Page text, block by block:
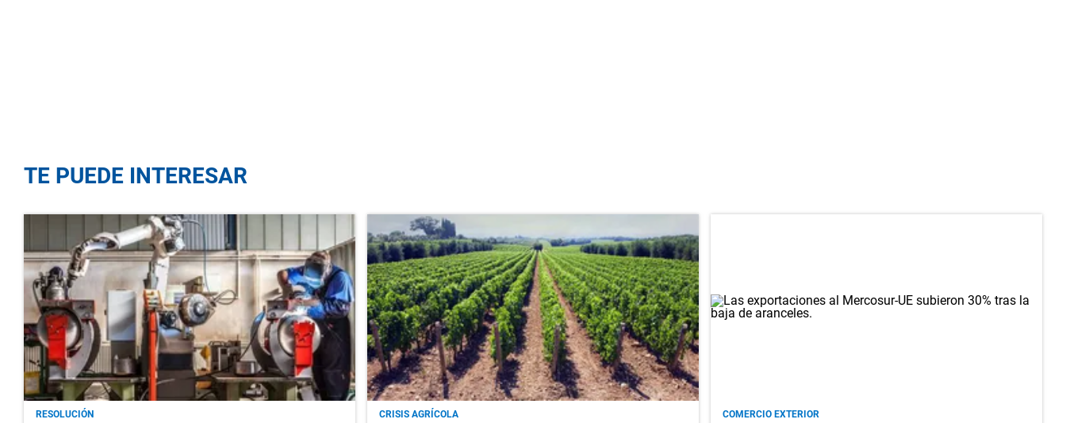
TE PUEDE INTERESAR
RESOLUCIÓN CRISIS AGRÍCOLA COMERCIO EXTERIOR